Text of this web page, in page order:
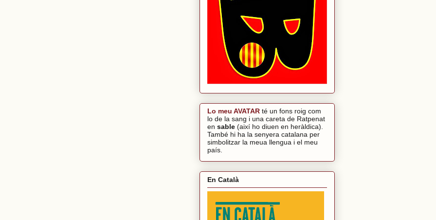
Lo meu AVATAR té un fons roig com
lo de la sang i una careta de Ratpenat
en sable (així ho diuen en heràldica).
També hi ha la senyera catalana per
simbolitzar la meua llengua i el meu
país.
En Català